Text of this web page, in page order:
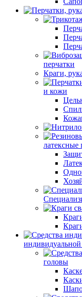
перчатки
Краги,
и кожи
латексные
головы